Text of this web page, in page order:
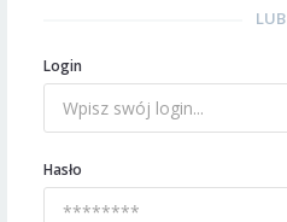
LUB
Login
Hasło